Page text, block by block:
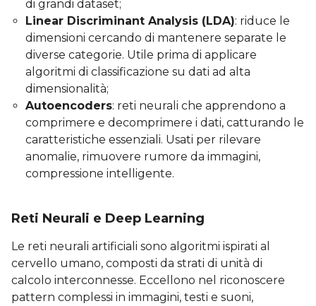
di grandi dataset;
Linear Discriminant Analysis (LDA): riduce le
dimensioni cercando di mantenere separate le
diverse categorie. Utile prima di applicare
algoritmi di classificazione su dati ad alta
dimensionalità;
Autoencoders: reti neurali che apprendono a
comprimere e decomprimere i dati, catturando le
caratteristiche essenziali. Usati per rilevare
anomalie, rimuovere rumore da immagini,
compressione intelligente.
Reti Neurali e Deep Learning
Le reti neurali artificiali sono algoritmi ispirati al
cervello umano, composti da strati di unità di
calcolo interconnesse. Eccellono nel riconoscere
pattern complessi in immagini, testi e suoni,